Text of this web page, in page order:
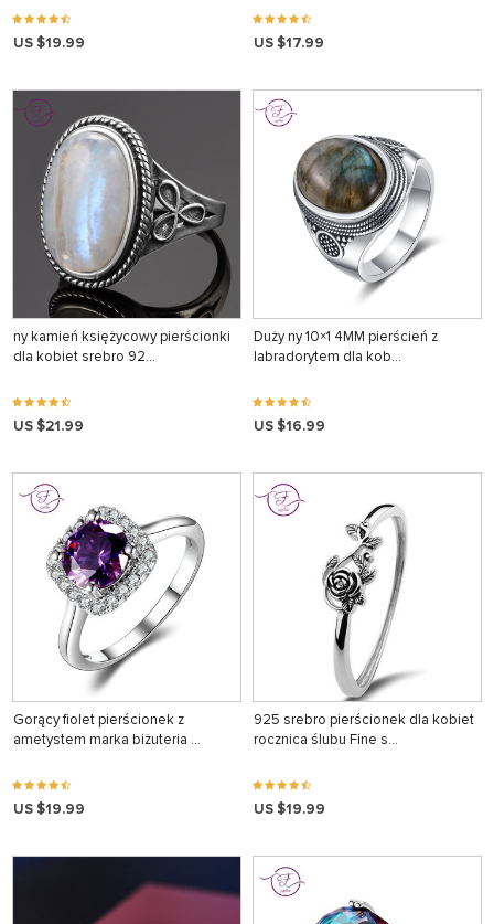
US $19.99 US $17.99
ny kamień księżycowy pierścionki
dla kobiet srebro 92…
US $21.99
Duży ny 10×1 4MM pierścień z
labradorytem dla kob…
US $16.99
Gorący fiolet pierścionek z
ametystem marka biżuteria …
US $19.99
925 srebro pierścionek dla kobiet
rocznica ślubu Fine s…
US $19.99